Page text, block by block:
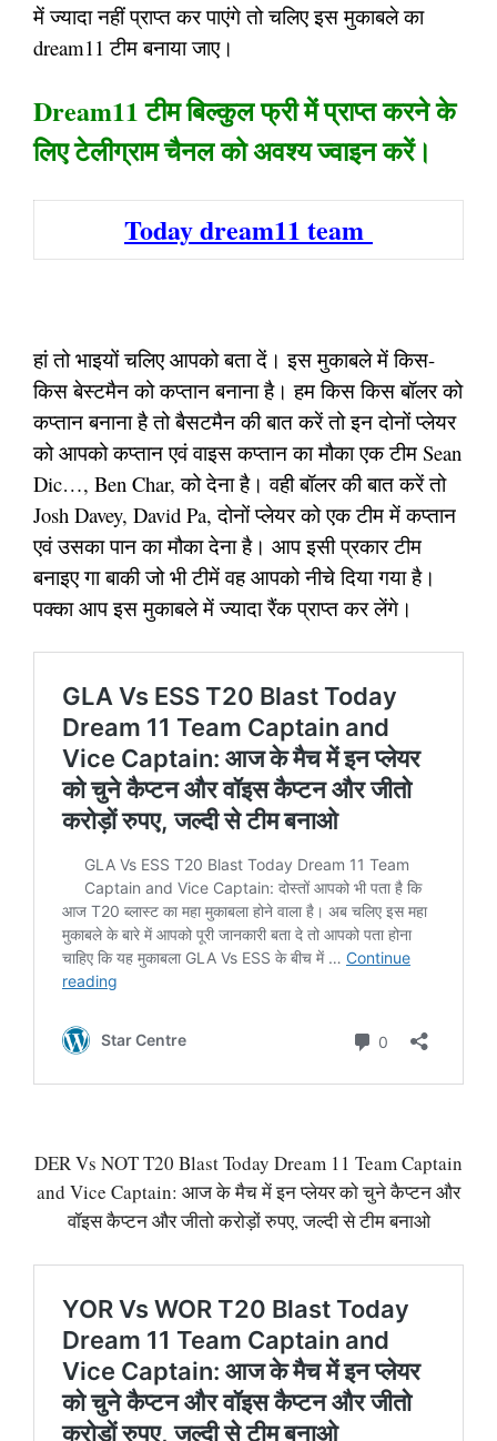
में ज्यादा नहीं प्राप्त कर पाएंगे तो चलिए इस मुकाबले का
dream11 टीम बनाया जाए।
Dream11 टीम बिल्कुल फ्री में प्राप्त करने के
लिए टेलीग्राम चैनल को अवश्य ज्वाइन करें।
Today dream11 team
हां तो भाइयों चलिए आपको बता दें। इस मुकाबले में किस-
किस बेस्टमैन को कप्तान बनाना है। हम किस किस बॉलर को
कप्तान बनाना है तो बैसटमैन की बात करें तो इन दोनों प्लेयर
को आपको कप्तान एवं वाइस कप्तान का मौका एक टीम Sean
Dic…, Ben Char, को देना है। वही बॉलर की बात करें तो
Josh Davey, David Pa, दोनों प्लेयर को एक टीम में कप्तान
एवं उसका पान का मौका देना है। आप इसी प्रकार टीम
बनाइए गा बाकी जो भी टीमें वह आपको नीचे दिया गया है।
पक्का आप इस मुकाबले में ज्यादा रैंक प्राप्त कर लेंगे।
DER Vs NOT T20 Blast Today Dream 11 Team Captain
and Vice Captain: आज के मैच में इन प्लेयर को चुने कैप्टन और
वॉइस कैप्टन और जीतो करोड़ों रुपए, जल्दी से टीम बनाओ